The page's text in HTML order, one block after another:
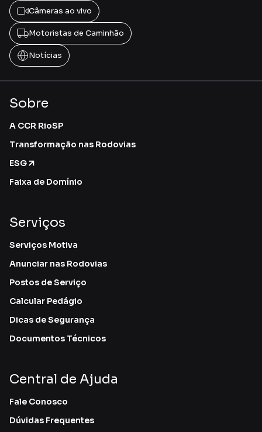
Câmeras ao vivo
Motoristas de Caminhão
Notícias
Sobre
A CCR RioSP
Transformação nas Rodovias
ESG
Faixa de Domínio
Serviços
Serviços Motiva
Anunciar nas Rodovias
Postos de Serviço
Calcular Pedágio
Dicas de Segurança
Documentos Técnicos
Central de Ajuda
Fale Conosco
Dúvidas Frequentes